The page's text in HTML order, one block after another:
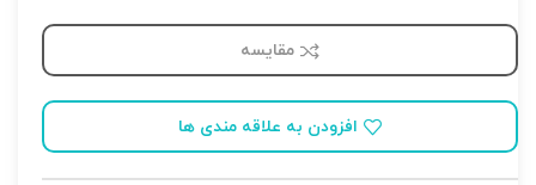
مقایسه
افزودن به علاقه مندی ها